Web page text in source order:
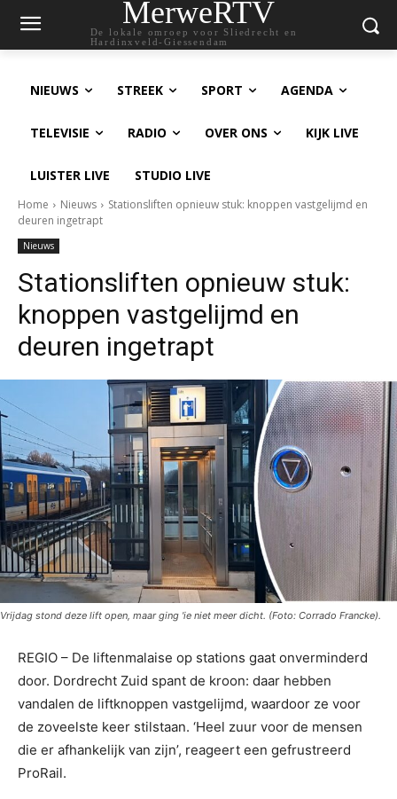
MerweRTV
De lokale omroep voor Sliedrecht en
Hardinxveld-Giessendam
NIEUWS STREEK SPORT AGENDA
TELEVISIE RADIO OVER ONS KIJK LIVE
LUISTER LIVE STUDIO LIVE
Home Nieuws
Stationsliften opnieuw stuk: knoppen vastgelijmd en
deuren ingetrapt
Nieuws
Stationsliften opnieuw stuk:
knoppen vastgelijmd en
deuren ingetrapt
Vrijdag stond deze lift open, maar ging 'ie niet meer dicht. (Foto: Corrado Francke).
REGIO – De liftenmalaise op stations gaat onverminderd
door. Dordrecht Zuid spant de kroon: daar hebben
vandalen de liftknoppen vastgelijmd, waardoor ze voor
de zoveelste keer stilstaan. ‘Heel zuur voor de mensen
die er afhankelijk van zijn’, reageert een gefrustreerd
ProRail.